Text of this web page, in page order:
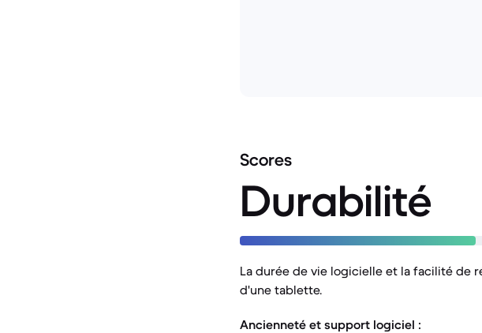
Scores
Durabilité
La durée de vie logicielle et la facilité de
d'une tablette.
Ancienneté et support logiciel :